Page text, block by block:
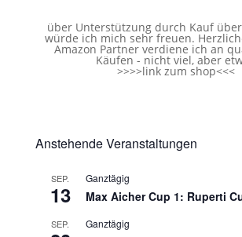
über Unterstützung durch Kauf
würde ich mich sehr freuen.
Amazon Partner verdiene ich an
Käufen - nicht viel, aber
>>>>link zum shop<<<
Anstehende Veranstaltungen
SEP.
13
Ganztägig
Max Aicher Cup 1: Ruperti
SEP. Ganztägig